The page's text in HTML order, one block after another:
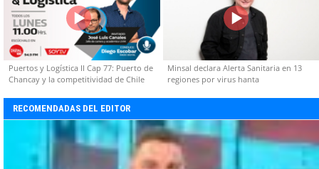
Puertos y Logística II Cap 77: Puerto de
Chancay y la competitividad de Chile
Minsal declara Alerta Sanitaria en 13
regiones por virus hanta
RECOMENDADAS DEL EDITOR